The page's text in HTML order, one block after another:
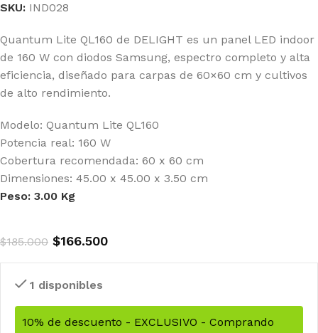
SKU: IND028
Quantum Lite QL160 de DELIGHT es un panel LED indoor
de 160 W con diodos Samsung, espectro completo y alta
eficiencia, diseñado para carpas de 60×60 cm y cultivos
de alto rendimiento.
Modelo: Quantum Lite QL160
Potencia real: 160 W
Cobertura recomendada: 60 x 60 cm
Dimensiones: 45.00 x 45.00 x 3.50 cm
Peso: 3.00 Kg
$185.000 $166.500
1 disponibles
10% de descuento - EXCLUSIVO - Comprando